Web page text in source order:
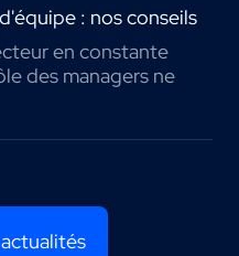
: nos conseils
en constante
des managers ne